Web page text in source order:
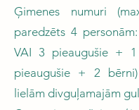
Ģimenes numuri
paredzēts 4
VAI 3 pieaugušie +
pieaugušie + 2
lielām divguļamajām